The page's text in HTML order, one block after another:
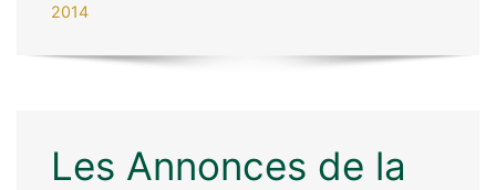
2014
Les Annonces de la